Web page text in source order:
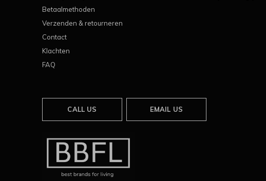
Betaalmethoden
Verzenden & retourneren
Contact
Klachten
FAQ
CALL US EMAIL US